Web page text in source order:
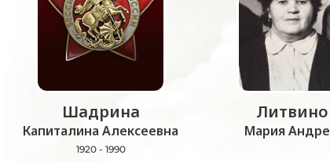
Шадрина
Капиталина Алексеевна
1920 - 1990
Мария